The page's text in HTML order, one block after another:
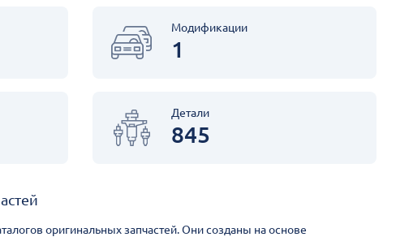
Модификации
1
Детали
845
оригинальных запчастей. Они созданы на основе